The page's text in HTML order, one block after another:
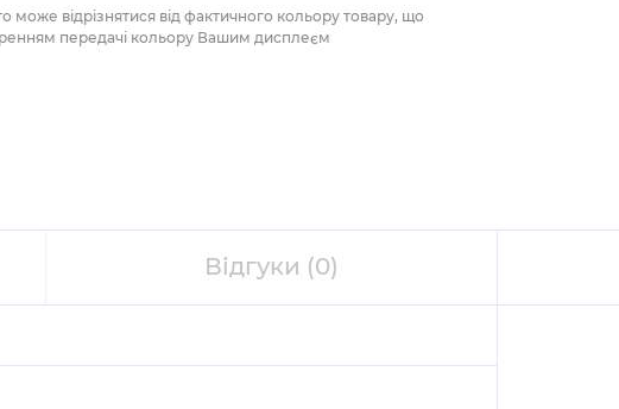
може відрізнятися від фактичного кольору товару, що
передачі кольору Вашим дисплеєм
Відгуки (0)